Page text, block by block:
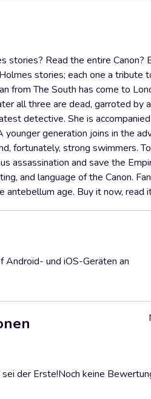
Read the entire Canon?
stories; each one a tribute
from The South has come to
all three are dead, garroted by
detective. She is
generation joins in the
fortunately, strong swimmers.
assassination and save the
and language of the Canon.
age. Buy it now, read
Android- und iOS-Geräten an
der Erste!Noch keine